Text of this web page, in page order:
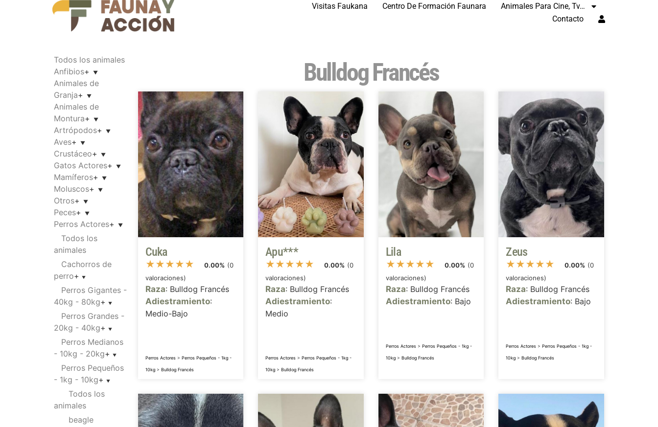
Visitas Faukana Centro De Formación Faunara
Animales Para Cine, Tv…
Contacto
Todos los animales
Anfibios+
Animales de
Granja+
Animales de
Montura+
Artrópodos+
Aves+
Crustáceo+
Gatos Actores+
Mamíferos+
Moluscos+
Otros+
Peces+
Perros Actores+
Todos los
animales
Cachorros de
perro+
Perros Gigantes -
40kg - 80kg+
Perros Grandes -
20kg - 40kg+
Perros Medianos
- 10kg - 20kg+
Perros Pequeños
- 1kg - 10kg+
Todos los
animales
beagle
Bulldog Francés
Cuka
★★★★★ 0.00% (0
valoraciones)
Raza: Bulldog Francés
Adiestramiento:
Medio-Bajo
Perros Actores> Perros Pequeños - 1kg -
10kg> Bulldog Francés
Apu***
★★★★★ 0.00% (0
valoraciones)
Raza: Bulldog Francés
Adiestramiento:
Medio
Perros Actores >Perros Pequeños - 1kg -
10kg >Bulldog Francés
Lila
★★★★★ 0.00% (0
valoraciones)
Raza: Bulldog Francés
Adiestramiento: Bajo
Perros Actores> Perros Pequeños - 1kg -
10kg> Bulldog Francés
Zeus
★★★★★ 0.00% (0
valoraciones)
Raza: Bulldog Francés
Adiestramiento: Bajo
Perros Actores >Perros Pequeños - 1kg -
10kg >Bulldog Francés